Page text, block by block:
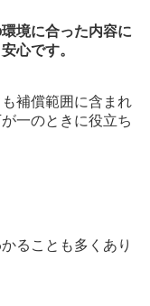
境に合った内容に
心です。
補償範囲に含まれ
一のときに役立ち
ることも多くあり